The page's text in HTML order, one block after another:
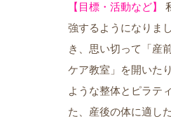
【目標・活動など】
強するようになりま
き、思い切って「産
ケア教室」を開いた
ような整体とピラテ
た、産後の体に適し